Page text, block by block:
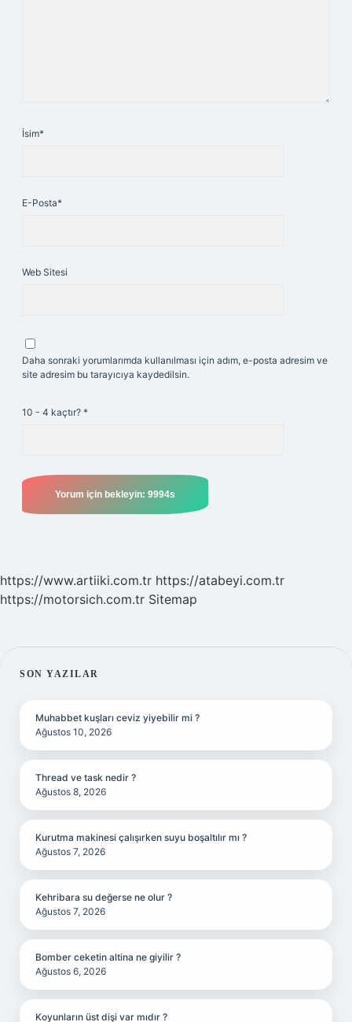
İsim*
E-Posta*
Web Sitesi
Daha sonraki yorumlarımda kullanılması için adım, e-posta adresim ve
site adresim bu tarayıcıya kaydedilsin.
10 - 4 kaçtır? *
https://www.artiiki.com.tr https://atabeyi.com.tr
https://motorsich.com.tr Sitemap
SIDEBAR
SON YAZILAR
Muhabbet kuşları ceviz yiyebilir mi ?
Ağustos 10, 2026
Thread ve task nedir ?
Ağustos 8, 2026
Kurutma makinesi çalışırken suyu boşaltılır mı ?
Ağustos 7, 2026
Kehribara su değerse ne olur ?
Ağustos 7, 2026
Bomber ceketin altina ne giyilir ?
Ağustos 6, 2026
Koyunların üst dişi var mıdır ?